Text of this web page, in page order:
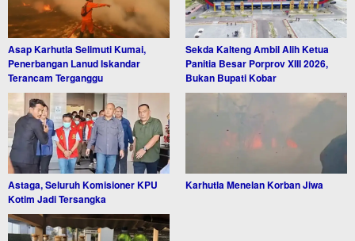
Asap Karhutla Selimuti Kumai,
Penerbangan Lanud Iskandar
Terancam Terganggu
Sekda Kalteng Ambil Alih Ketua
Panitia Besar Porprov XIII 2026,
Bukan Bupati Kobar
Astaga, Seluruh Komisioner KPU
Kotim Jadi Tersangka
Karhutla Menelan Korban Jiwa